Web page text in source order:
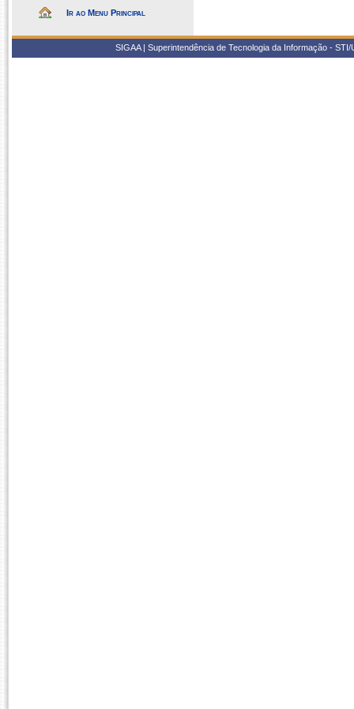
Ir ao Menu Principal
SIGAA | Superintendência de Tecnologia da Informação -